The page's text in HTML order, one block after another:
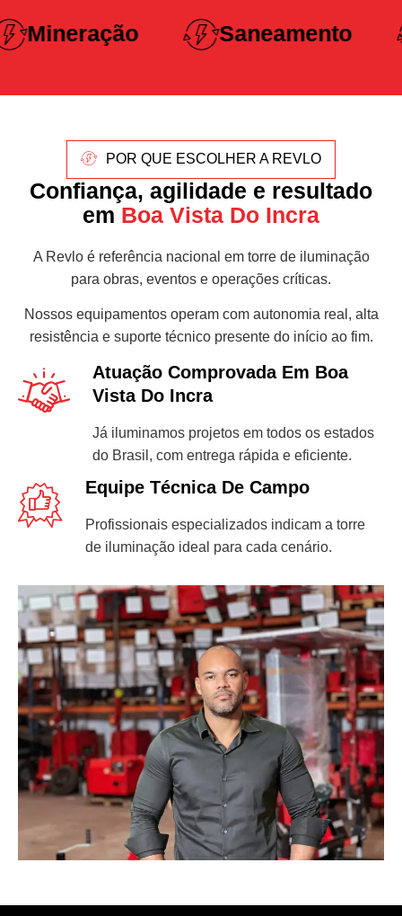
Saneamento
Construção
Pesada
POR QUE ESCOLHER A REVLO
Confiança, agilidade e resultado
em Boa Vista Do Incra
A Revlo é referência nacional em torre de iluminação
para obras, eventos e operações críticas.
Nossos equipamentos operam com autonomia real, alta
resistência e suporte técnico presente do início ao fim.
Atuação Comprovada Em Boa
Vista Do Incra
Já iluminamos projetos em todos os estados
do Brasil, com entrega rápida e eficiente.
Equipe Técnica De Campo
Profissionais especializados indicam a torre
de iluminação ideal para cada cenário.